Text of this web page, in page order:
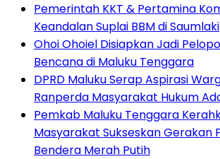
Pemerintah KKT & Pertamina
Keandalan Suplai BBM di Saumlaki
Ohoi Ohoiel Disiapkan Jadi
Bencana di Maluku Tenggara
DPRD Maluku Serap Aspirasi
Ranperda Masyarakat Hukum
Pemkab Maluku Tenggara
Masyarakat Sukseskan Gerakan
Bendera Merah Putih